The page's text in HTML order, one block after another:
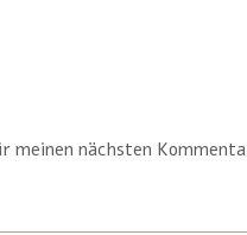
nächsten